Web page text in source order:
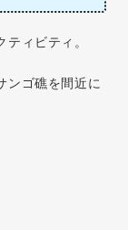
ィビティ。
ンゴ礁を間近に